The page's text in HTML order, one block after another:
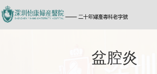
盆腔炎